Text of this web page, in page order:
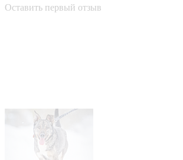
Оставить первый отзыв